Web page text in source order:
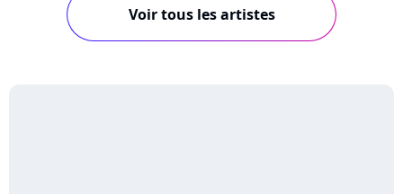
Voir tous les artistes